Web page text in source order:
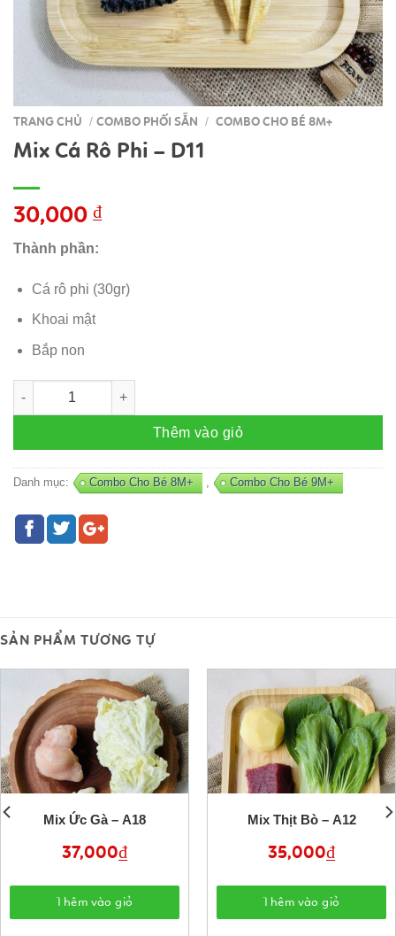
TRANG CHỦ / COMBO PHỐI SẴN / COMBO CHO BÉ 8M+
Mix Cá Rô Phi – D11
30,000 ₫
Thành phần:
Cá rô phi (30gr)
Khoai mật
Bắp non
Mix Cá Rô Phi - D11 số lượng
Thêm vào giỏ
Danh mục: Combo Cho Bé 8M+ , Combo Cho Bé 9M+
SẢN PHẨM TƯƠNG TỰ
Mix Ức Gà – A18
37,000₫
Thêm vào giỏ
Mix Thịt Bò – A12
35,000₫
Thêm vào giỏ